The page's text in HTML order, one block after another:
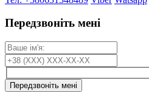
Передзвоніть мені
Передзвоніть мені